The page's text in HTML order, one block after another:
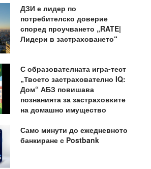
ДЗИ е лидер по
потребителско доверие
според проучването „RATE|
Лидери в застраховането“
С образователната игра-тест
„Твоето застрахователно IQ:
Дом“ АБЗ повишава
познанията за застраховките
на домашно имущество
Само минути до ежедневното
банкиране с Postbank